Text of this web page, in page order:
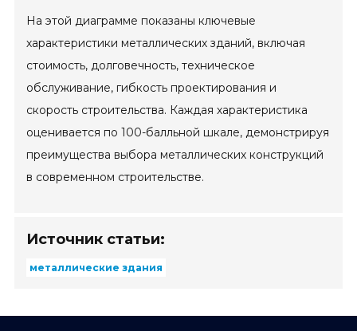
На этой диаграмме показаны ключевые
характеристики металлических зданий, включая
стоимость, долговечность, техническое
обслуживание, гибкость проектирования и
скорость строительства. Каждая характеристика
оценивается по 100-балльной шкале, демонстрируя
преимущества выбора металлических конструкций
в современном строительстве.
Источник статьи:
металлические здания